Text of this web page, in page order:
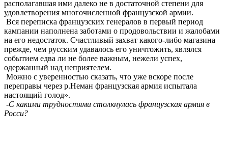
располагавшая ими далеко не в достаточной степени для
удовлетворения многочисленной французской армии.
Вся переписка французских генералов в первый период
кампании наполнена заботами о продовольствии и жалобами
на его недостаток. Счастливый захват какого-либо магазина
прежде, чем русским удавалось его уничтожить, являлся
событием едва ли не более важным, нежели успех,
одержанный над неприятелем.
Можно с уверенностью сказать, что уже вскоре после
переправы через р.Неман французская армия испытала
настоящий голод».
-С какими трудностями столкнулась французская армия в
Росси?